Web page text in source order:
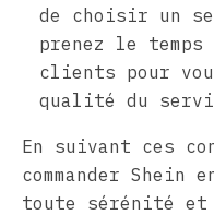
de choisir un
prenez le
clients pour
qualité du
En suivant ces
commander Shein
toute sérénité